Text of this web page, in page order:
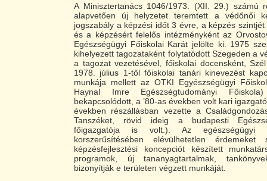
A Minisztertanács 1046/1973. (XII. 29.) számú
alapvetően új helyzetet teremtett a védőnői
jogszabály a képzési időt 3 évre, a képzés
és a képzésért felelős intézményként az
Egészségügyi Főiskolai Karát jelölte ki. 1975
kihelyezett tagozataként folytatódott Szegeden a
a tagozat vezetésével, főiskolai docensként,
1978. július 1-től főiskolai tanári kinevezést
munkája mellett az OTKI Egyészségügyi
Haynal Imre Egészségtudományi
bekapcsolódott, a ’80-as években volt kari
években részállásban vezette a
Tanszéket, rövid ideig a budapesti
főigazgatója is volt.). Az egészségügyi
korszerűsítésében elévülhetetlen érdemeket
képzésfejlesztési koncepciót készített
programok, új tananyagtartalmak,
bizonyítják e területen végzett munkáját.